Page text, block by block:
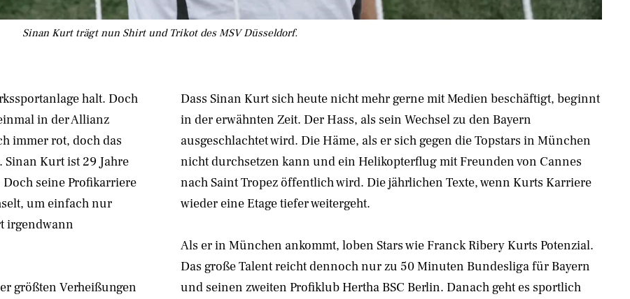
Sinan Kurt trägt nun Shirt und Trikot des MSV Düsseldorf.
halt. Doch
in der Allianz
immer rot, doch das
Kurt ist 29 Jahre
seine Profikarriere
um einfach nur
irgendwann
größten Verheißungen
Dass Sinan Kurt sich heute nicht mehr gerne mit Medien beschäftigt, beginnt
in der erwähnten Zeit. Der Hass, als sein Wechsel zu den Bayern
ausgeschlachtet wird. Die Häme, als er sich gegen die Topstars in München
nicht durchsetzen kann und ein Helikopterflug mit Freunden von Cannes
nach Saint Tropez öffentlich wird. Die jährlichen Texte, wenn Kurts Karriere
wieder eine Etage tiefer weitergeht.
Als er in München ankommt, loben Stars wie Franck Ribery Kurts Potenzial.
Das große Talent reicht dennoch nur zu 50 Minuten Bundesliga für Bayern
und seinen zweiten Profiklub Hertha BSC Berlin. Danach geht es sportlich